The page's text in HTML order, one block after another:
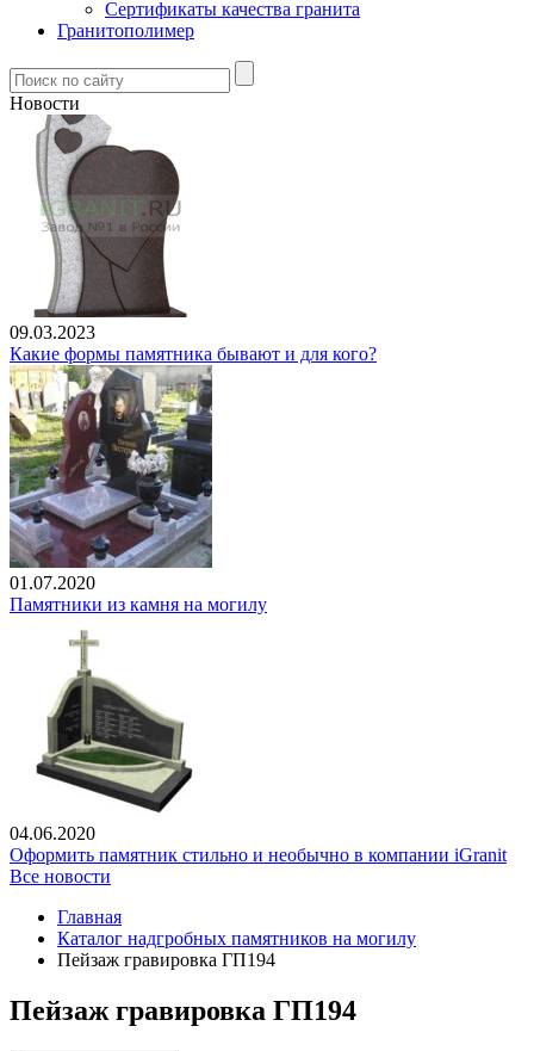
Сертификаты качества гранита
Гранитополимер
Новости
09.03.2023
Какие формы памятника бывают и для кого?
01.07.2020
Памятники из камня на могилу
04.06.2020
Оформить памятник стильно и необычно в компании iGranit
Все новости
Главная
Каталог надгробных памятников на могилу
Пейзаж гравировка ГП194
Пейзаж гравировка ГП194